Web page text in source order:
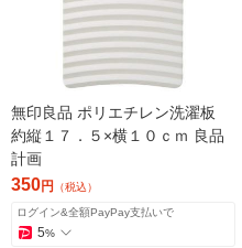
無印良品 ポリエチレン洗濯板
約縦１７．５×横１０ｃｍ 良品
計画
350円 （税込）
ログイン&全額PayPay支払いで
5%